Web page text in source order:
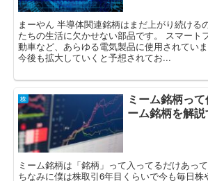
まーやん 半導体関連銘柄はまだ上がり続ける
たちの生活に欠かせない部品です。 スマート
動車など、あらゆる電気製品に使用されていま
今後も拡大していくと予想されてお...
株
ミーム銘柄っ
ーム銘柄を解説
ミーム銘柄は「銘柄」って入ってるだけあっ
ちなみに僕は株取引6年目くらいで今も毎日株